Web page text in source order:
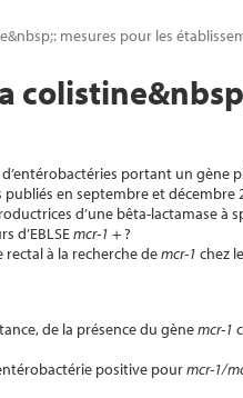
mesures pour les
portant un gène
en septembre et décembre
d’une bêta-lactamase à
d’EBLSEmcr-1 + ?
à la recherche demcr-1 chez
de la présence du gènemcr-1
positive pourmcr-1/